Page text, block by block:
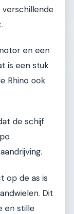
verschillende
en een
is een stuk
Rhino ook
de schijf
op de as is
Dit
en stille